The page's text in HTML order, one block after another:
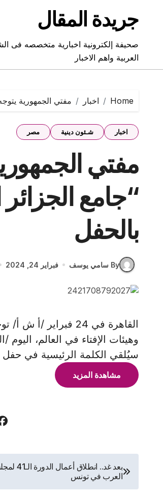
contentجريدة المقال
صحيفة إلكترونية اخبارية متخصصه فى
العربية واهم الاخبار
Home اخبار مفتي الجمهورية
اخبار شـئون دينية مصر
مفتي
“جامع الجزائر
بالحفل
By سامي يوسف فبراير 24, 2024
القاهرة في 24
وهيئات الإفتاء في العالم،
سيُلقي الكلمة الرئيسية في حفل
مشاهدة المزيد
تصفّح
المقالات
بعد غد..
العرب في تونس